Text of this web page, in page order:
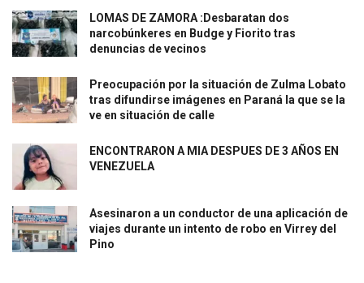
LOMAS DE ZAMORA :Desbaratan dos
narcobúnkeres en Budge y Fiorito tras
denuncias de vecinos
Preocupación por la situación de Zulma Lobato
tras difundirse imágenes en Paraná la que se la
ve en situación de calle
ENCONTRARON A MIA DESPUES DE 3 AÑOS EN
VENEZUELA
Asesinaron a un conductor de una aplicación de
viajes durante un intento de robo en Virrey del
Pino